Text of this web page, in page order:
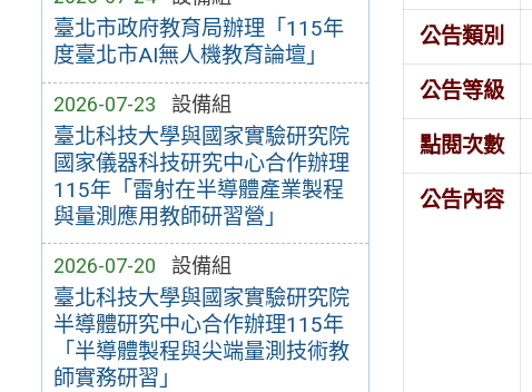
臺北市政府教育局辦理「115年
度臺北市AI無人機教育論壇」
2026-07-23 設備組
臺北科技大學與國家實驗研究院
國家儀器科技研究中心合作辦理
115年「雷射在半導體產業製程
與量測應用教師研習營」
2026-07-20 設備組
臺北科技大學與國家實驗研究院
半導體研究中心合作辦理115年
「半導體製程與尖端量測技術教
師實務研習」
公告類別
公告等級
點閱次數
公告內容